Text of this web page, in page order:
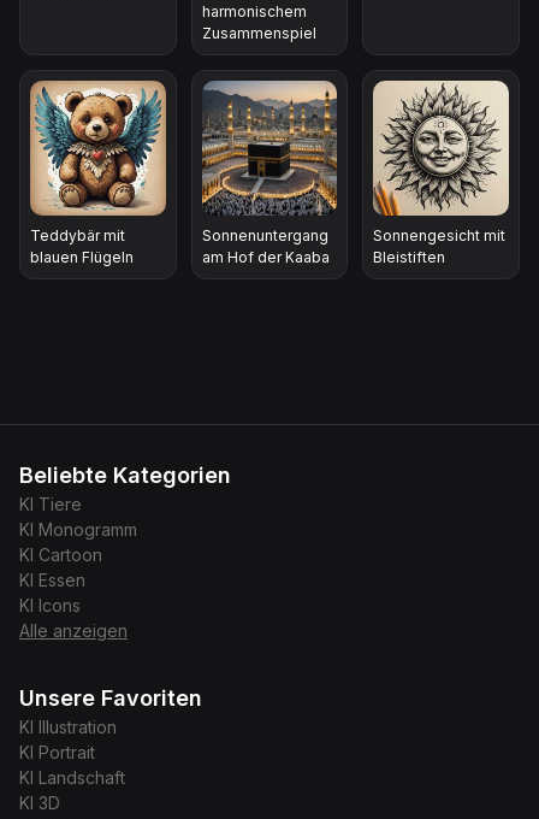
harmonischem
Zusammenspiel
Teddybär mit
blauen Flügeln
Sonnenuntergang
am Hof der Kaaba
Sonnengesicht mit
Bleistiften
Beliebte Kategorien
KI Tiere
KI Monogramm
KI Cartoon
KI Essen
KI
Icons
Alle anzeigen
Unsere Favoriten
KI
Illustration
KI Portrait
KI Landschaft
KI 3D